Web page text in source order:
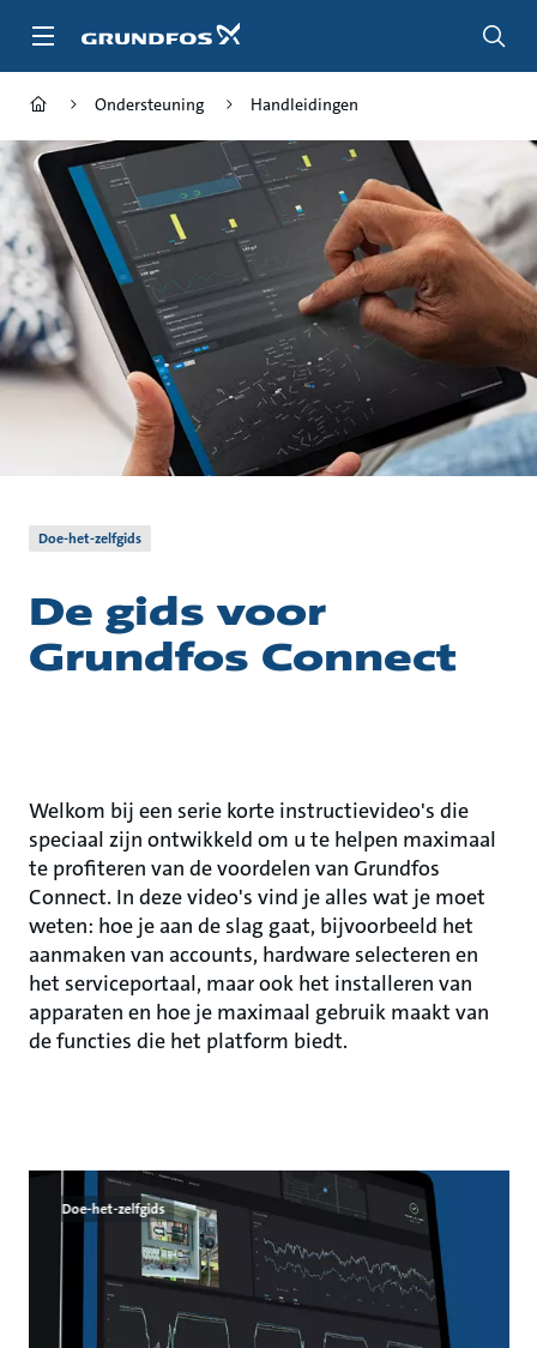
naar
Ondersteuning Handleidingen
Doe-het-zelfgids
De gids voor
Grundfos Connect
Welkom bij een serie korte instructievideo's die
speciaal zijn ontwikkeld om u te helpen maximaal
te profiteren van de voordelen van Grundfos
Connect. In deze video's vind je alles wat je moet
weten: hoe je aan de slag gaat, bijvoorbeeld het
aanmaken van accounts, hardware selecteren en
het serviceportaal, maar ook het installeren van
apparaten en hoe je maximaal gebruik maakt van
de functies die het platform biedt.
Doe-het-zelfgids